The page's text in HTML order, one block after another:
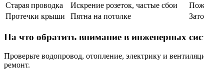
Старая проводка
Искрение розеток, частые сбои
Протечки крыши
Пятна на потолке
На что обратить внимание в инженерных
Проверьте водопровод, отопление, электрику и
ремонт.